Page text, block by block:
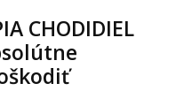
CHODIDIEL